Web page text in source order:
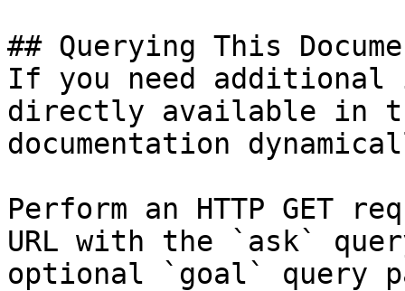
## Querying This
If you need
directly available in
documentation
Perform an HTTP GET
URL with the `ask`
optional `goal` query